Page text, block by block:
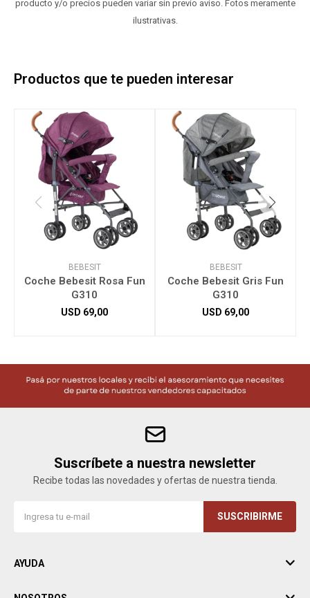
producto y/o precios pueden variar sin previo aviso. Fotos meramente
ilustrativas.
Productos que te pueden interesar
BEBESIT
Coche Bebesit Rosa Fun
G310
USD 69,00
BEBESIT
Coche Bebesit Gris Fun
G310
USD 69,00
Suscríbete a nuestra newsletter
Recibe todas las novedades y ofertas de nuestra tienda.
SUSCRIBIRME
AYUDA